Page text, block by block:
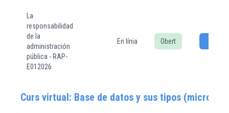
La
responsabilidad
de la
administración
pública - RAP-
E012026
En línia Obert
Curs virtual: Base de datos y sus tipos